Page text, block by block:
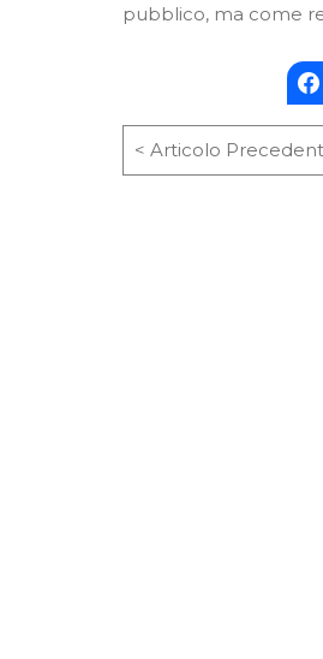
pubblico, ma come
< Articolo